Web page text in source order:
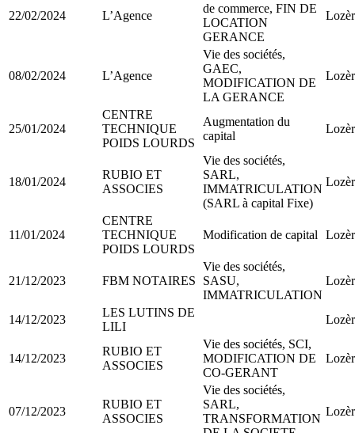
22/02/2024 L’Agence
de commerce, FIN DE
LOCATION
GERANCE
08/02/2024 L’Agence
Vie des sociétés,
GAEC,
MODIFICATION DE
LA GERANCE
25/01/2024
CENTRE
TECHNIQUE
POIDS LOURDS
Augmentation du
capital
18/01/2024
RUBIO ET
ASSOCIES
Vie des sociétés,
SARL,
IMMATRICULATION
(SARL à capital Fixe)
11/01/2024
CENTRE
TECHNIQUE
POIDS LOURDS
Modification de capital
21/12/2023 FBM NOTAIRES
Vie des sociétés,
SASU,
IMMATRICULATION
14/12/2023
LES LUTINS DE
LILI
14/12/2023
RUBIO ET
ASSOCIES
Vie des sociétés, SCI,
MODIFICATION DE
CO-GERANT
07/12/2023
RUBIO ET
ASSOCIES
Vie des sociétés,
SARL,
TRANSFORMATION